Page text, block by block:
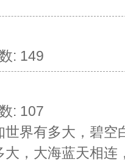
: 149
: 107
世界有多大，碧
大，大海蓝天相